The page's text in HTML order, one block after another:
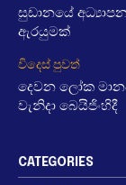
සුඩානයේ
ඇරයුමක්
විදෙස් පුවත්
දෙවන ලෝක
වැනිදා බෙයිජිංහිදී
CATEGORIES